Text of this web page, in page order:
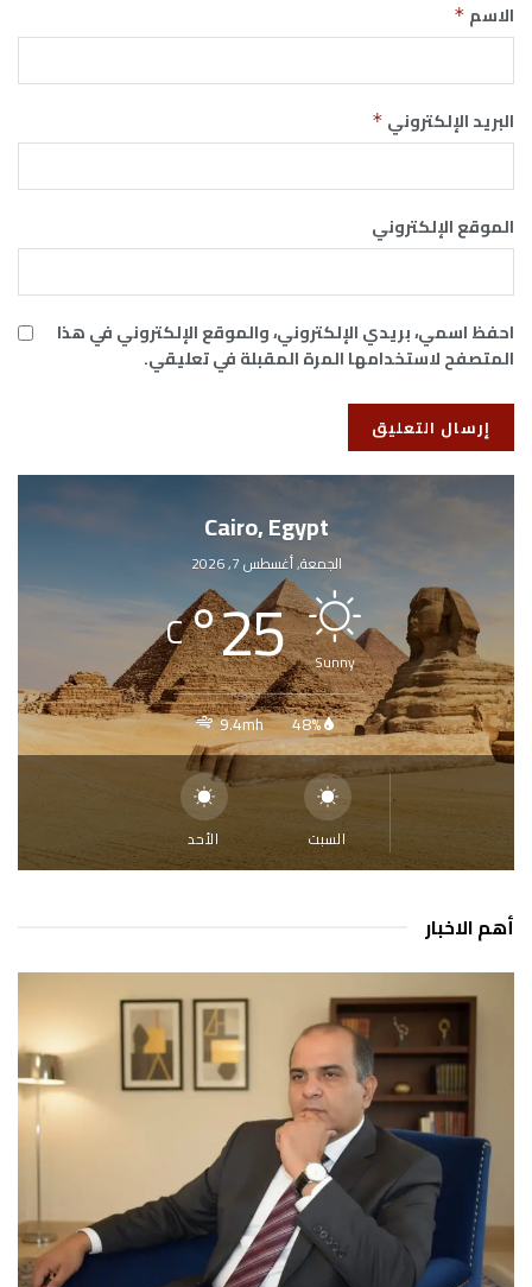
الاسم *
البريد الإلكتروني *
الموقع الإلكتروني
احفظ اسمي، بريدي الإلكتروني، والموقع الإلكتروني في هذا
المتصفح لاستخدامها المرة المقبلة في تعليقي.
Cairo, Egypt
الجمعة, أغسطس 7, 2026
Sunny
25
°
C
48%
9.4mh
السبت الأحد
أهم الاخبار